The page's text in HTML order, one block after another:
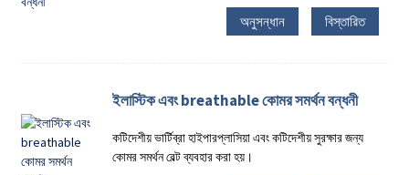
অনুসন্ধান বিস্তারিত
ইলাস্টিক এবং breathable কোমর সমর্থন বন্ধনী
কটিদেশীয় ভার্টিব্রা হাইপারপ্লাসিয়া এবং কটিদেশীয় সুরক্ষার জন্য
কোমর সমর্থন বেল্ট ব্যবহার করা হয়।